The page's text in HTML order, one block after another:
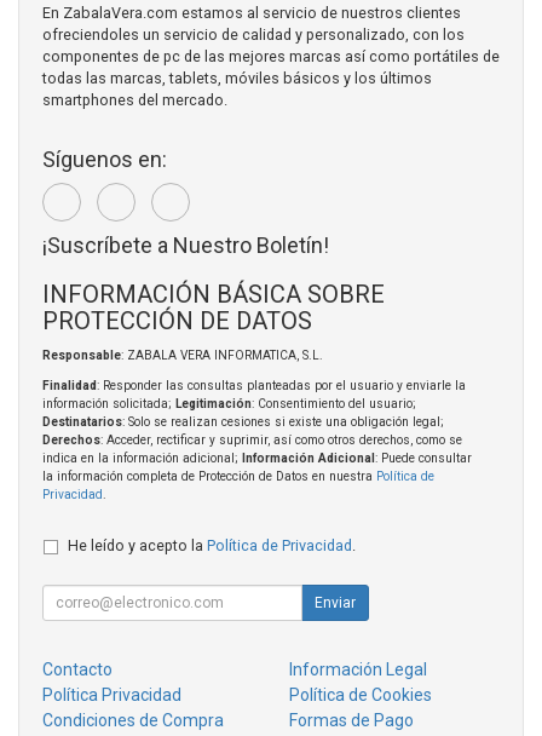
En ZabalaVera.com estamos al servicio de nuestros clientes
ofreciendoles un servicio de calidad y personalizado, con los
componentes de pc de las mejores marcas así como portátiles de
todas las marcas, tablets, móviles básicos y los últimos
smartphones del mercado.
Síguenos en:
¡Suscríbete a Nuestro Boletín!
INFORMACIÓN BÁSICA SOBRE
PROTECCIÓN DE DATOS
Responsable: ZABALA VERA INFORMATICA, S.L.
Finalidad: Responder las consultas planteadas por el usuario y enviarle la
información solicitada; Legitimación: Consentimiento del usuario;
Destinatarios: Solo se realizan cesiones si existe una obligación legal;
Derechos: Acceder, rectificar y suprimir, así como otros derechos, como se
indica en la información adicional;
Información Adicional : Puede consultar
la información completa de Protección de Datos en nuestra Política de
Privacidad
He leído y acepto la Política de Privacidad
Enviar
Contacto
Información Legal
Política Privacidad
Política de Cookies
Condiciones de Compra
Formas de Pago